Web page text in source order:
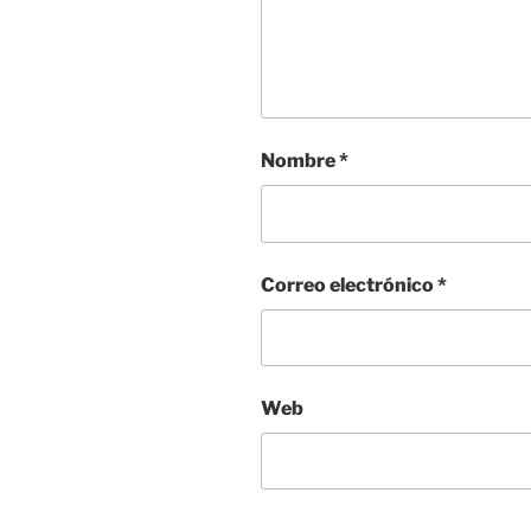
Nombre*
Correo electrónico*
Web